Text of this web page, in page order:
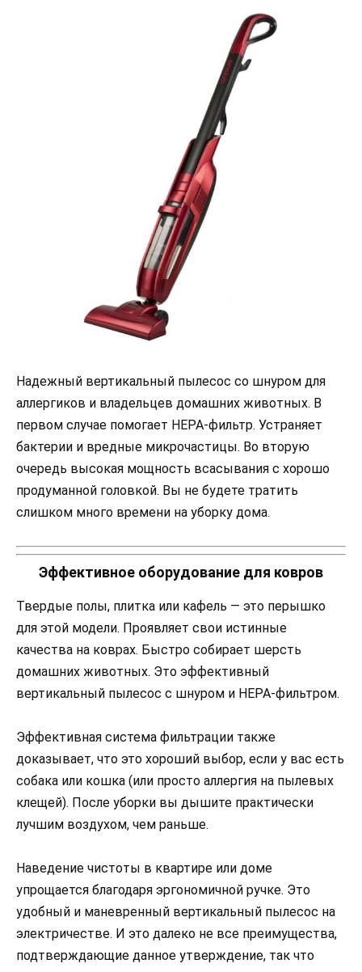
Надежный вертикальный пылесос со шнуром для
аллергиков и владельцев домашних животных. В
первом случае помогает HEPA-фильтр. Устраняет
бактерии и вредные микрочастицы. Во вторую
очередь высокая мощность всасывания с хорошо
продуманной головкой. Вы не будете тратить
слишком много времени на уборку дома.
Эффективное оборудование для ковров
Твердые полы, плитка или кафель — это перышко
для этой модели. Проявляет свои истинные
качества на коврах. Быстро собирает шерсть
домашних животных. Это эффективный
вертикальный пылесос с шнуром и HEPA-фильтром.
Эффективная система фильтрации также
доказывает, что это хороший выбор, если у вас есть
собака или кошка (или просто аллергия на пылевых
клещей). После уборки вы дышите практически
лучшим воздухом, чем раньше.
Наведение чистоты в квартире или доме
упрощается благодаря эргономичной ручке. Это
удобный и маневренный вертикальный пылесос на
электричестве. И это далеко не все преимущества,
подтверждающие данное утверждение, так что